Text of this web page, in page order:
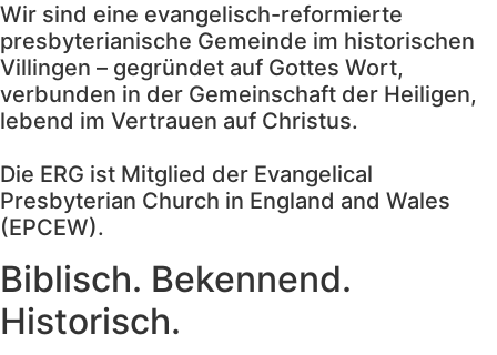
Wir sind eine evangelisch-reformierte
presbyterianische Gemeinde im historischen
Villingen – gegründet auf Gottes Wort,
verbunden in der Gemeinschaft der Heiligen,
lebend im Vertrauen auf Christus.
Die ERG ist Mitglied der Evangelical
Presbyterian Church in England and Wales
(EPCEW).
Biblisch. Bekennend.
Historisch.